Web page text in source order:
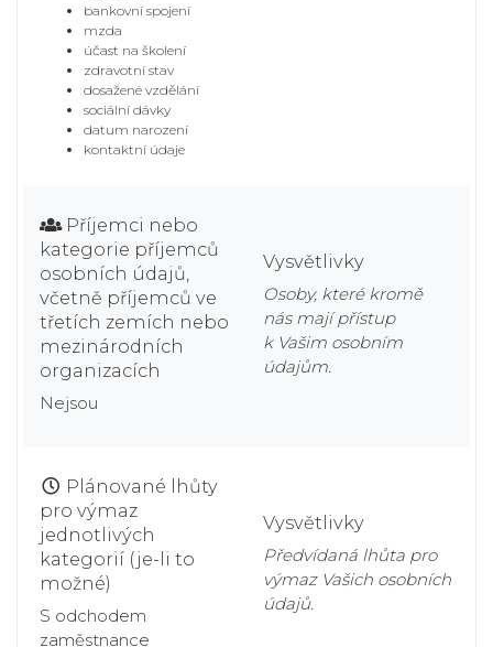
bankovní spojení
mzda
účast na školení
zdravotní stav
dosažené vzdělání
sociální dávky
datum narození
kontaktní údaje
Příjemci nebo
kategorie příjemců
osobních údajů,
včetně příjemců ve
třetích zemích nebo
mezinárodních
organizacích
Nejsou
Vysvětlivky
Osoby, které kromě
nás mají přístup
k Vašim osobním
údajům.
Plánované lhůty
pro výmaz
jednotlivých
kategorií (je-li to
možné)
S odchodem
zaměstnance
Vysvětlivky
Předvídaná lhůta pro
výmaz Vašich osobních
údajů.